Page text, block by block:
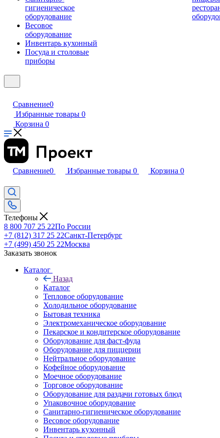
гигиеническое
оборудование
Весовое
оборудование
Инвентарь кухонный
Посуда и столовые
приборы
Сравнение0
Избранные товары 0
Корзина 0
Сравнение0 Избранные товары 0 Корзина 0
Телефоны
8 800 707 25 22По России
+7 (812) 317 25 22Санкт-Петербург
+7 (499) 450 25 22Москва
Заказать звонок
Каталог
Назад
Каталог
Тепловое оборудование
Холодильное оборудование
Бытовая техника
Электромеханическое оборудование
Пекарское и кондитерское оборудование
Оборудование для фаст-фуда
Оборудование для пиццерии
Нейтральное оборудование
Кофейное оборудование
Моечное оборудование
Торговое оборудование
Оборудование для раздачи готовых блюд
Упаковочное оборудование
Санитарно-гигиеническое оборудование
Весовое оборудование
Инвентарь кухонный